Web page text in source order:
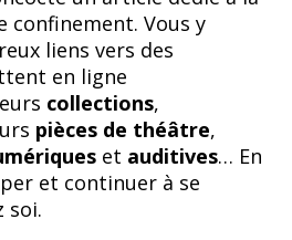
confinement. Vous y
liens vers des
en ligne
collections,
pièces de théâtre,
et auditives… En
et continuer à se
soi.